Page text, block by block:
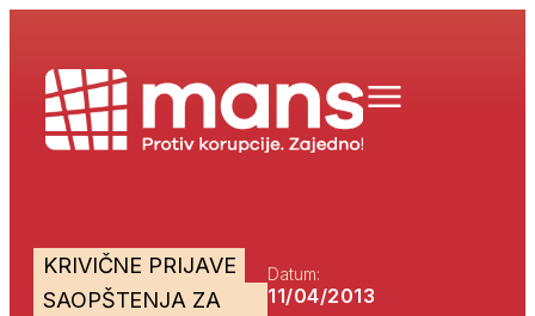
KRIVIČNE PRIJAVE
SAOPŠTENJA ZA
Datum:
11/04/2013